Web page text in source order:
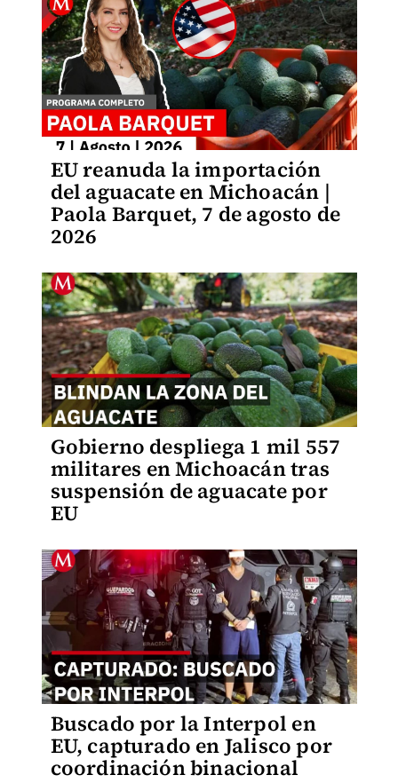
EU reanuda la importación
del aguacate en Michoacán |
Paola Barquet, 7 de agosto de
2026
Gobierno despliega 1 mil 557
militares en Michoacán tras
suspensión de aguacate por
EU
Buscado por la Interpol en
EU, capturado en Jalisco por
coordinación binacional